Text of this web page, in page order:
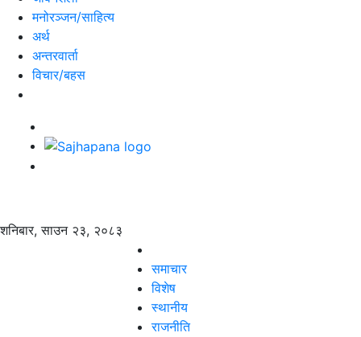
मनोरञ्जन/साहित्य
अर्थ
अन्तरवार्ता
विचार/बहस
शनिबार, साउन २३, २०८३
समाचार
विशेष
स्थानीय
राजनीति